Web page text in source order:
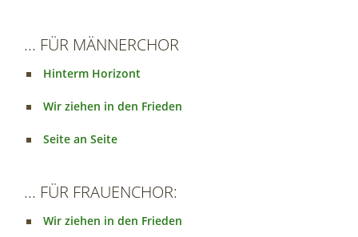
... FÜR MÄNNERCHOR
Hinterm Horizont
Wir ziehen in den Frieden
Seite an Seite
... FÜR FRAUENCHOR:
Wir ziehen in den Frieden